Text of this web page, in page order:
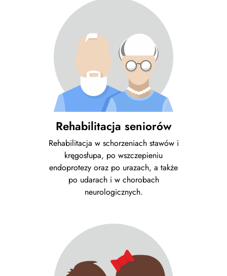
Rehabilitacja seniorów
Rehabilitacja w schorzeniach stawów i
kręgosłupa, po wszczepieniu
endoprotezy oraz po urazach, a także
po udarach i w chorobach
neurologicznych.